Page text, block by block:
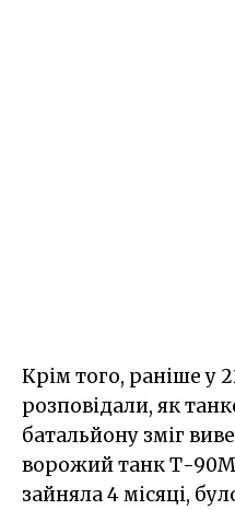
Крім того, раніше у
розповідали, як
батальйону зміг
ворожий танк Т-90М
зайняла 4 місяці,